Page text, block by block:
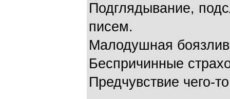
Подглядывание,
писем.
Малодушная
Беспричинные
Предчувствие чего-